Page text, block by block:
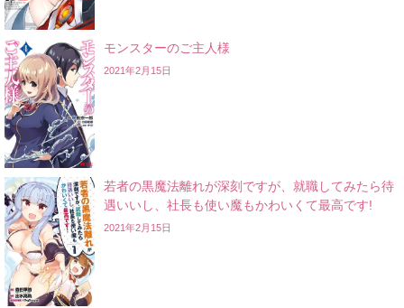
モンスターのご主人様
2021年2月15日
若者の黒魔法離れが深刻ですが、就職してみたら待
遇いいし、社長も使い魔もかわいくて最高です!
2021年2月15日